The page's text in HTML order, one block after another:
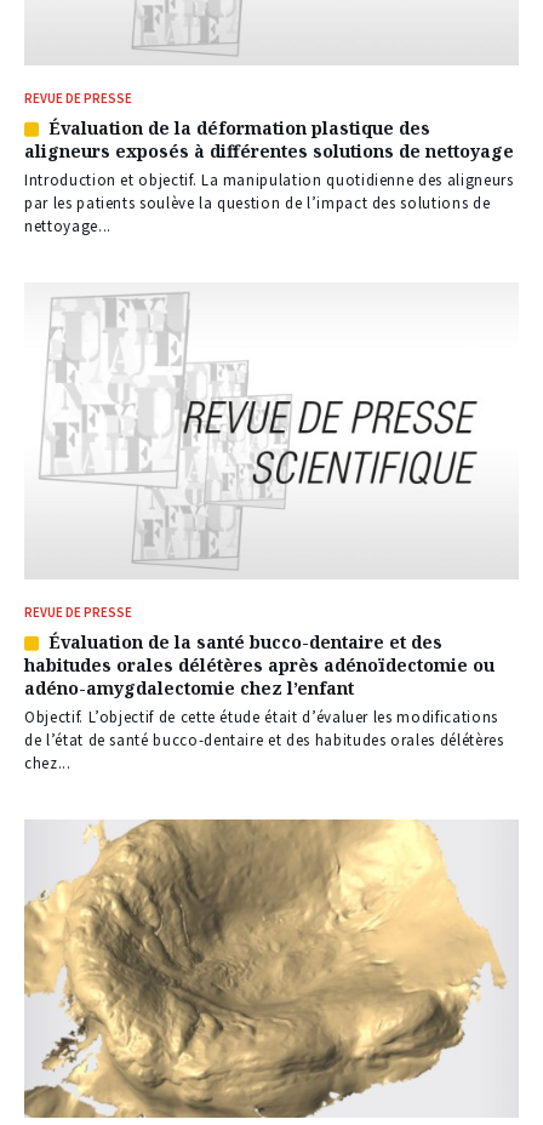
REVUE DE PRESSE
Article
réservé
à
nos
abonnés
Évaluation de la déformation plastique des
aligneurs exposés à différentes solutions de nettoyage
Introduction et objectif. La manipulation quotidienne des aligneurs
par les patients soulève la question de l’impact des solutions de
nettoyage...
REVUE DE PRESSE
Article
réservé
à
nos
abonnés
Évaluation de la santé bucco-dentaire et des
habitudes orales délétères après adénoïdectomie ou
adéno-amygdalectomie chez l’enfant
Objectif. L’objectif de cette étude était d’évaluer les modifications
de l’état de santé bucco-dentaire et des habitudes orales délétères
chez...